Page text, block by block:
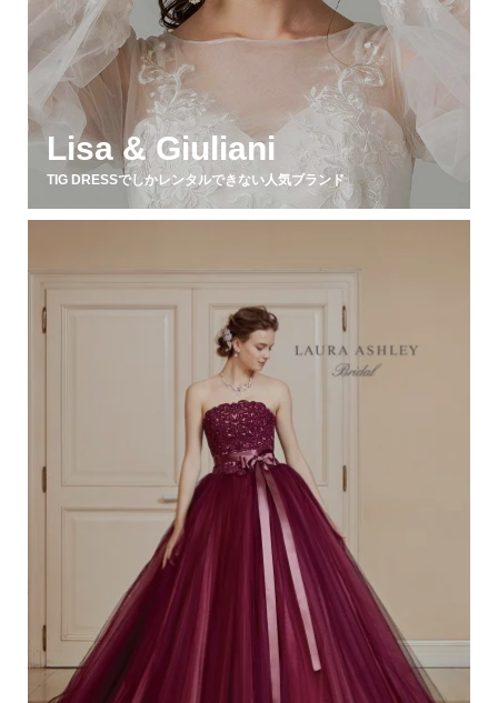
Lisa & Giuliani
TIG DRESSでしかレンタルできない人気ブランド